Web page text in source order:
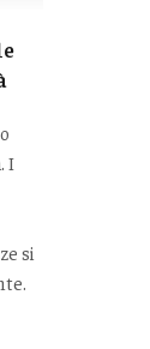
I
si